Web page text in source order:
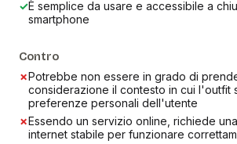
✓È semplice da usare e accessibile a
smartphone
Contro
✗Potrebbe non essere in grado di
considerazione il contesto in cui l'outfit
preferenze personali dell'utente
✗Essendo un servizio online, richiede
internet stabile per funzionare